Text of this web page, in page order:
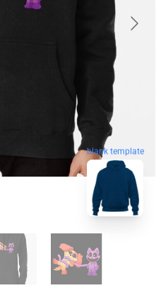
blank template